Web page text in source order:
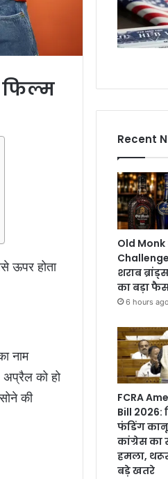
फिल्म
ऊपर होता
नाम
अप्रैल को हो
की
Recent
Old
शराब
का बड़ा
6 hours ago
FCRA
Bill 2026:
फंडिंग
कांग्रेस का
हमला,
बड़े खतरे